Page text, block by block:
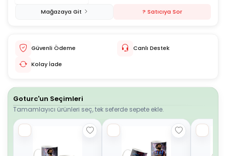
Mağazaya Git ? Satıcıya Sor
Güvenli Ödeme
Canlı Destek
Kolay İade
Goturc'un Seçimleri
Tamamlayıcı ürünleri seç, tek seferde sepete ekle.